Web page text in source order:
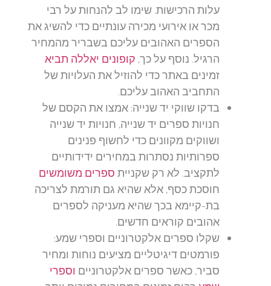
עלות הרכישות. שימו לב להנחות על רבי
מכר או אירועי מכירה עונתיים כדי להשיג את
הספרים האהובים עליכם בשבריר מהמחיר
הרגיל. נוסף על כך,קופונים יאללה תביא
זמינים באתר כדי להוזיל את העלויות של
התחביב האהוב עליכם.
בדקו שווקי יד שנייה:אמצו את הקסם של
חנויות ספרים יד שנייה, חנויות יד שנייה
ושווקים מקוונים כדי לחשוף פנינים
ספרותיות נסתרות במחירים ידידותיים
לתקציב. לא רק שקנייתספרים משומשים
חוסכת כסף, אלא שהיא גם תורמת לצריכה
בת-קיימא בכך שהיא מעניקה לספרים
אהובים קוראים חדשים.
שקלו ספרים אלקטרוניים וספרי שמע:
פורמטים דיגיטליים מציעים נוחות ומחיר
סביר, כאשר ספרים אלקטרונייםוספרי